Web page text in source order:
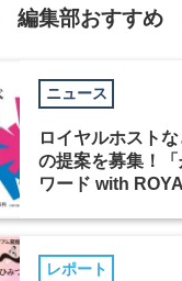
編集部おすすめ
ニュース
ロイヤルホスト
の提案を募集！
ワード with
レポート